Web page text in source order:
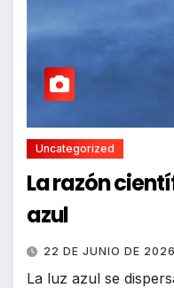
Uncategorized
La razón
azul
22 DE JUNIO DE 2026
La luz azul se